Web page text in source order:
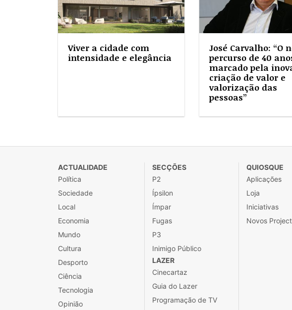
Viver a cidade com
intensidade e elegância
José Carvalho: “O
percurso de 40
marcado pela
criação de valor e
valorização das
pessoas”
ACTUALIDADE
Política
Sociedade
Local
Economia
Mundo
Cultura
Desporto
Ciência
Tecnologia
Opinião
SECÇÕES
P2
Ípsilon
Ímpar
Fugas
P3
Inimigo Público
LAZER
Cinecartaz
Guia do Lazer
Programação de TV
QUIOSQUE
Aplicações
Loja
Iniciativas
Novos